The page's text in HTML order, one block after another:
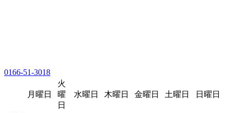
0166-51-3018
月曜日
火
曜
日
水曜日 木曜日 金曜日 土曜日 日曜日